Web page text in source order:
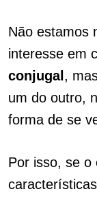
Não estamos
interesse em
conjugal ,
um do outro,
forma de se
Por isso, se o